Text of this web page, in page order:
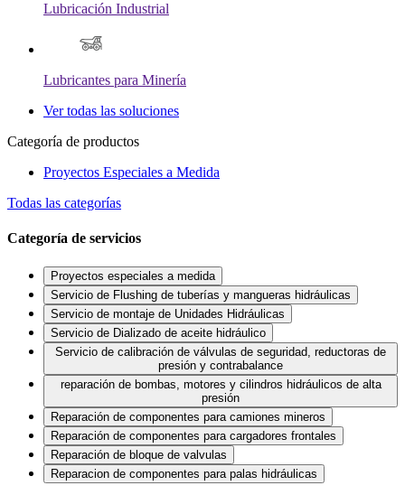
Lubricación Industrial
Lubricantes para Minería
Ver todas las soluciones
Categoría de productos
Proyectos Especiales a Medida
Todas las categorías
Categoría de servicios
Proyectos especiales a medida
Servicio de Flushing de tuberías y mangueras hidráulicas
Servicio de montaje de Unidades Hidráulicas
Servicio de Dializado de aceite hidráulico
Servicio de calibración de válvulas de seguridad, reductoras de
presión y contrabalance
reparación de bombas, motores y cilindros hidráulicos de alta
presión
Reparación de componentes para camiones mineros
Reparación de componentes para cargadores frontales
Reparación de bloque de valvulas
Reparacion de componentes para palas hidráulicas